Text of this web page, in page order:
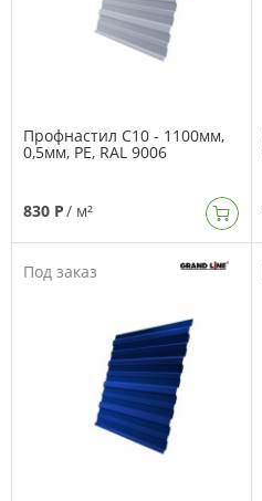
Профнастил C10 - 1100мм,
0,5мм, PE, RAL 9006
830 Р/ м²
Под заказ